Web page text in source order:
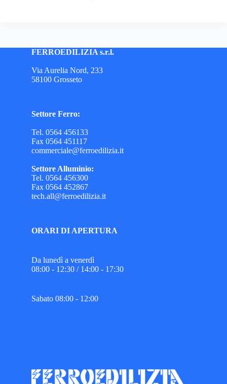
FERROEDILIZIA s.r.l.
Via Aurelia Nord, 233
58100 Grosseto
Settore Ferro:
Tel. 0564 456133
Fax 0564 451117
commerciale@ferroedilizia.it
Settore Alluminio:
Tel. 0564 456300
Fax 0564 452867
tech.all@ferroedilizia.it
ORARI DI APERTURA
Da lunedì a venerdì
08:00 - 12:30 / 14:00 - 17:30
Sabato 08:00 - 12:00